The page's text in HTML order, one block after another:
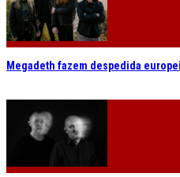
Megadeth fazem despedida